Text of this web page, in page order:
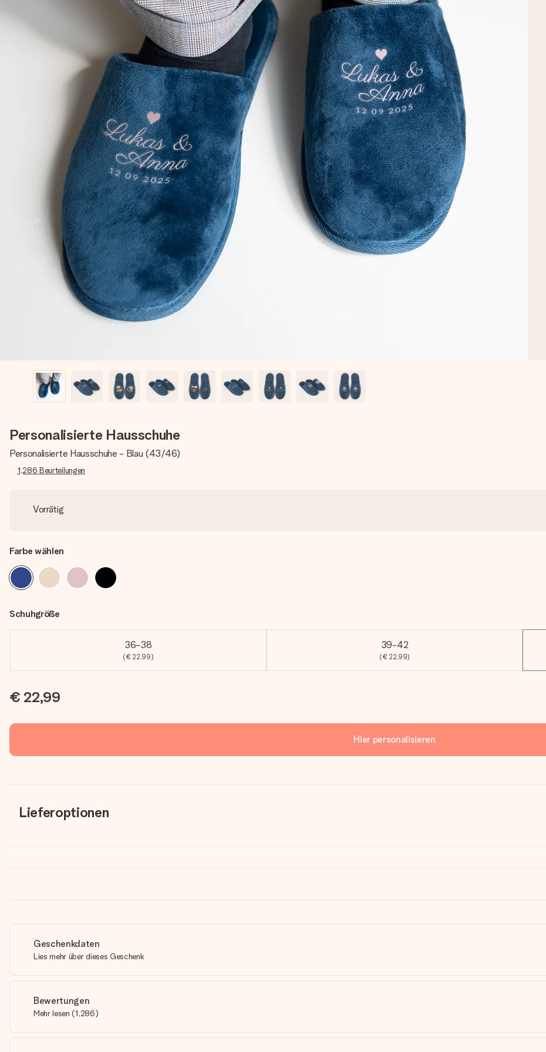
Personalisierte Hausschuhe
Personalisierte Hausschuhe - Blau (43/46)
1,286 Beurteilungen
Vorrätig
Farbe wählen
Schuhgröße
36-38
(€ 22,99)
39-42
(€ 22,99)
€ 22,99
Hier personalisieren
Lieferoptionen
Geschenkdaten
Lies mehr über dieses Geschenk
Bewertungen
Mehr lesen (1,286)